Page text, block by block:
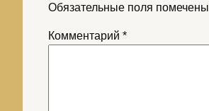
Обязательные поля помечены
Комментарий *